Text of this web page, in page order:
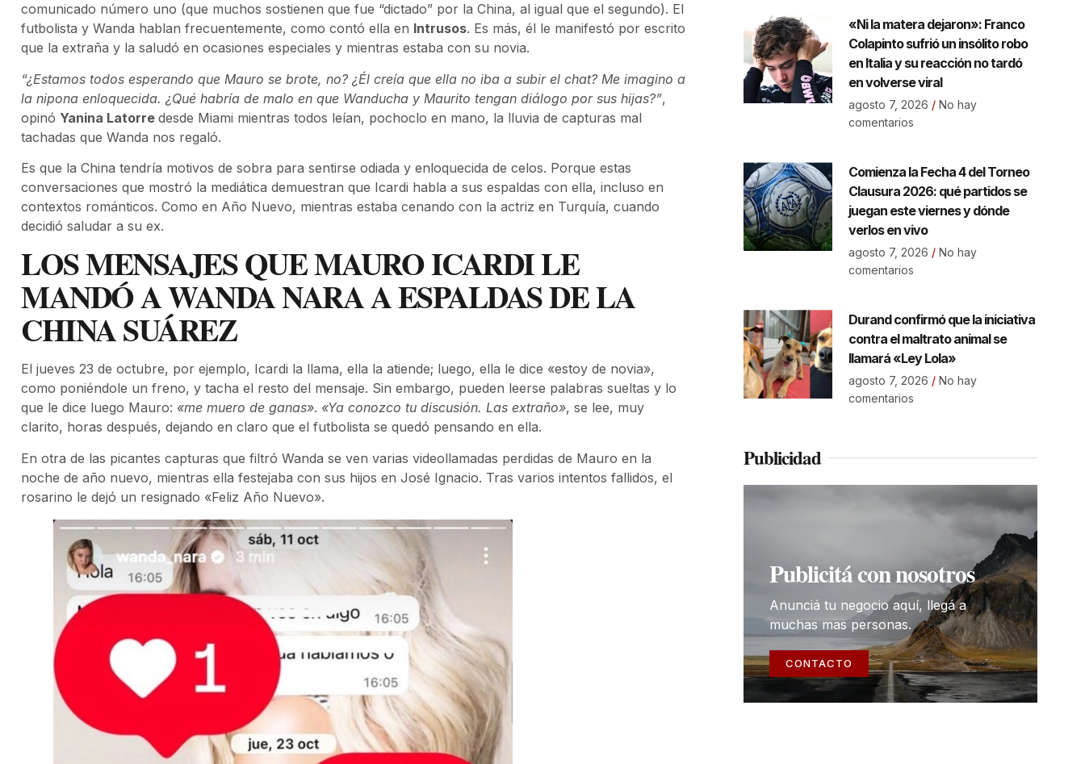
comunicado número uno (que muchos sostienen que fue “dictado” por la China, al igual que el segundo). El
futbolista y Wanda hablan frecuentemente, como contó ella en Intrusos. Es más, él le manifestó por escrito
que la extraña y la saludó en ocasiones especiales y mientras estaba con su novia.
“¿Estamos todos esperando que Mauro se brote, no? ¿Él creía que ella no iba a subir el chat? Me imagino a
la nipona enloquecida. ¿Qué habría de malo en que Wanducha y Maurito tengan diálogo por sus hijas?”,
opinó Yanina Latorre desde Miami mientras todos leían, pochoclo en mano, la lluvia de capturas mal
tachadas que Wanda nos regaló.
Es que la China tendría motivos de sobra para sentirse odiada y enloquecida de celos. Porque estas
conversaciones que mostró la mediática demuestran que Icardi habla a sus espaldas con ella, incluso en
contextos románticos. Como en Año Nuevo, mientras estaba cenando con la actriz en Turquía, cuando
decidió saludar a su ex.
LOS MENSAJES QUE MAURO ICARDI LE
MANDÓ A WANDA NARA A ESPALDAS DE LA
CHINA SUÁREZ
El jueves 23 de octubre, por ejemplo, Icardi la llama, ella la atiende; luego, ella le dice «estoy de novia»,
como poniéndole un freno, y tacha el resto del mensaje. Sin embargo, pueden leerse palabras sueltas y lo
que le dice luego Mauro: «me muero de ganas». «Ya conozco tu discusión. Las extraño», se lee, muy
clarito, horas después, dejando en claro que el futbolista se quedó pensando en ella.
En otra de las picantes capturas que filtró Wanda se ven varias videollamadas perdidas de Mauro en la
noche de año nuevo, mientras ella festejaba con sus hijos en José Ignacio. Tras varios intentos fallidos, el
rosarino le dejó un resignado «Feliz Año Nuevo».
«Ni la matera dejaron»: Franco
Colapinto sufrió un insólito robo
en Italia y su reacción no tardó
en volverse viral
agosto 7, 2026 No hay
comentarios
Comienza la Fecha 4 del Torneo
Clausura 2026: qué partidos se
juegan este viernes y dónde
verlos en vivo
agosto 7, 2026 No hay
comentarios
Durand confirmó que la iniciativa
contra el maltrato animal se
llamará «Ley Lola»
agosto 7, 2026 No hay
comentarios
Publicidad
Publicitá con nosotros
Anunciá tu negocio aquí, llegá a
muchas mas personas.
CONTACTO